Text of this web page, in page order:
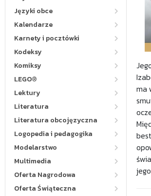
Języki obce
Kalendarze
Karnety i pocztówki
Kodeksy
Komiksy
LEGO®
Lektury
Literatura
Literatura obcojęzyczna
Logopedia i pedagogika
Modelarstwo
Multimedia
Oferta Nagrodowa
Oferta Świąteczna
ma